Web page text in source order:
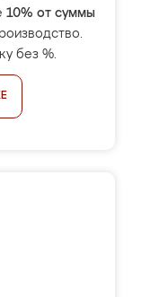
10% от суммы
без %.